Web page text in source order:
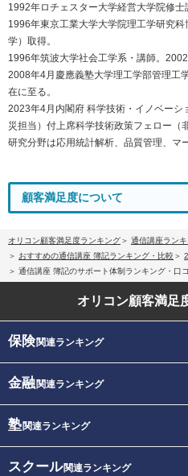
1992年ロチェスター大学経営大学院修士
1996年東京工業大学大学院理工学研究
学）取得。
1996年筑波大学社会工学系・講師。2002
2008年4月慶應義塾大学理工学部管理工
在に至る。
2023年4月内閣府 科学技術・イノベー
災担当）付上席科学技術政策フェロー（
研究分野は応用統計解析、品質管理、マ
顧客満足度について
オリコン顧客満足度ランキング
通信講座ラン
おすすめの通信講座 簿記ランキング・比較
通信講座 簿記のサポート体制ランキング・口
オリコン顧客満足
保険関連ランキング
金融関連ランキング
塾関連ランキング
スクール関連ランキング